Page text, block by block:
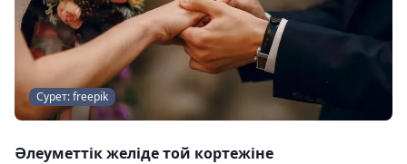
Сурет: freepik
Әлеуметтік желіде той кортежіне